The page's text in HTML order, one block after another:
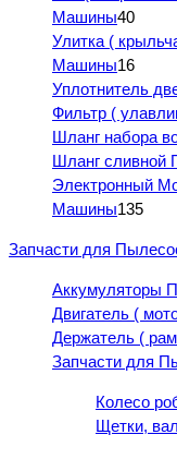
Машины40
Улитка (
Машины16
Уплотнитель
Фильтр (
Шланг набора
Шланг сливной
Электронный
Машины135
Запчасти для
Аккумуляторы
Двигатель (
Держатель (
Запчасти для
Колесо
Щетки,